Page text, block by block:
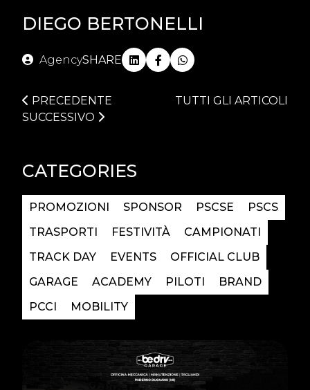
DIEGO BERTONELLI
AgencySHARE
PRECEDENTE
TUTTI GLI ARTICOLI
SUCCESSIVO
CATEGORIES
PROMOZIONI SPONSOR PSCSE
PSCS
TRASPORTI
FESTIVITÀ
CAMPIONATI
TRACK DAY
EVENTS
OFFICIAL CLUB
GARAGE
ACADEMY PILOTI
BRAND
PCCI
MOBILITY